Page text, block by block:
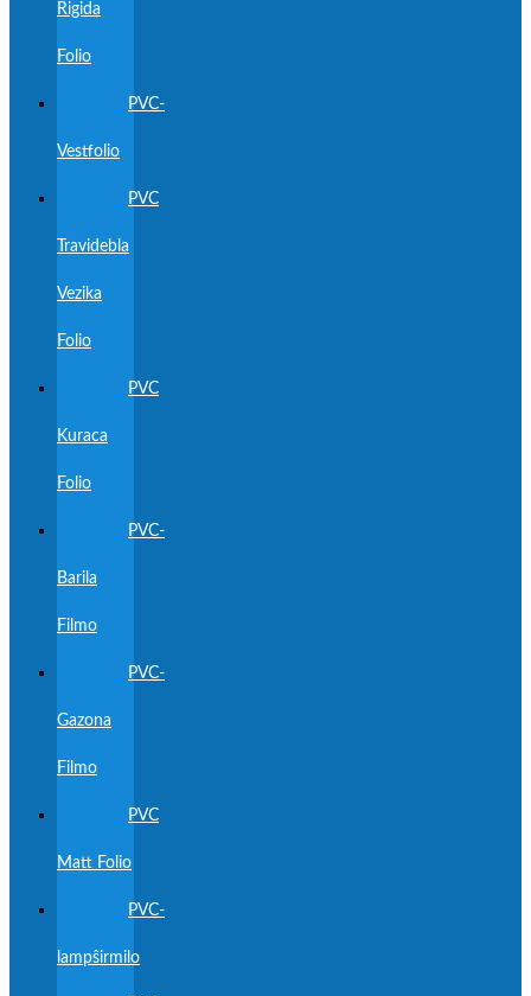
Rigida
Folio
PVC-
Vestfolio
PVC
Travidebla
Vezika
Folio
PVC
Kuraca
Folio
PVC-
Barila
Filmo
PVC-
Gazona
Filmo
PVC
Matt Folio
PVC-
lampŝirmilo